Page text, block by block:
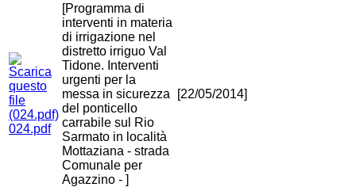
024.pdf
[Programma di
interventi in materia
di irrigazione nel
distretto irriguo Val
Tidone. Interventi
urgenti per la
messa in sicurezza
del ponticello
carrabile sul Rio
Sarmato in località
Mottaziana - strada
Comunale per
Agazzino - ]
[22/05/2014]